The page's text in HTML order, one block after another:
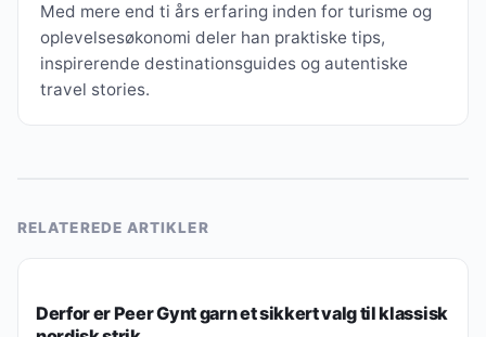
Med mere end ti års erfaring inden for turisme og
oplevelsesøkonomi deler han praktiske tips,
inspirerende destinationsguides og autentiske
travel stories.
RELATEREDE ARTIKLER
Derfor er Peer Gynt garn et sikkert valg til klassisk